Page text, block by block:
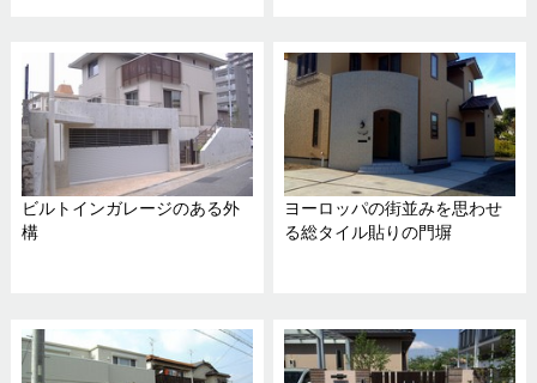
ビルトインガレージのある外
構
ヨーロッパの街並みを思わせ
る総タイル貼りの門塀